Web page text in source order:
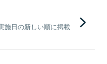
施日の新しい順に掲載